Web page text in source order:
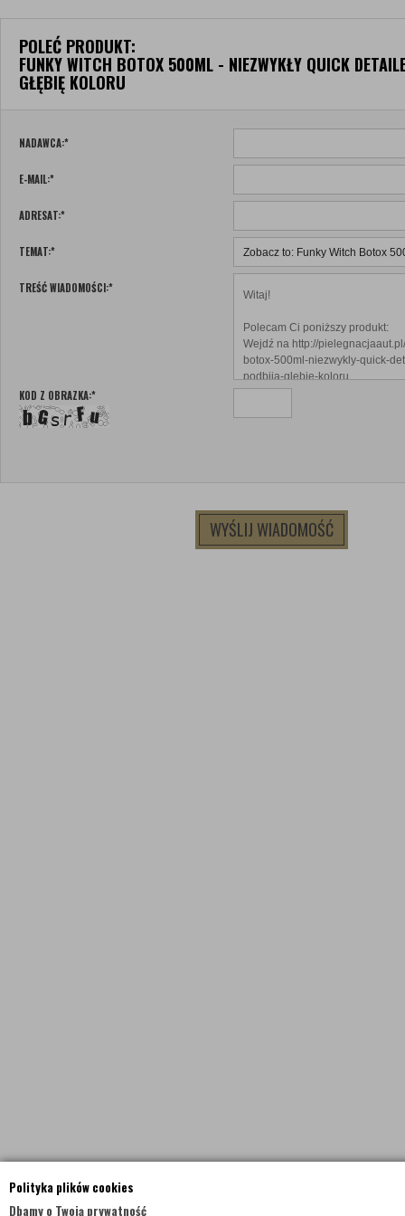
Polityka plików cookies
Dbamy o Twoją prywatność
POLEĆ PRODUKT:
FUNKY WITCH BOTOX 500ML - NIEZWYKŁY QUICK
GŁĘBIĘ KOLORU
NADAWCA:*
E-MAIL:*
ADRESAT:*
TEMAT:*
TREŚĆ WIADOMOŚCI:*
KOD Z OBRAZKA:*
WYŚLIJ WIADOMOŚĆ